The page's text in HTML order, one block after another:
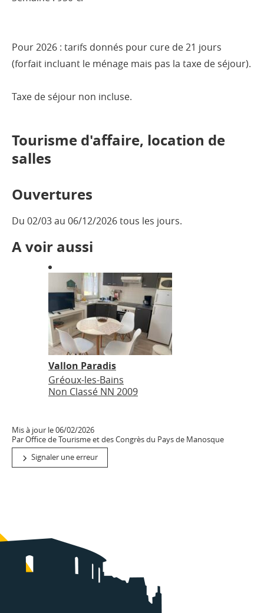
Pour 2026 : tarifs donnés pour cure de 21 jours
(forfait incluant le ménage mais pas la taxe de séjour).
Taxe de séjour non incluse.
Tourisme d'affaire, location de
salles
Ouvertures
Du 02/03 au 06/12/2026 tous les jours.
A voir aussi
Vallon Paradis
Gréoux-les-Bains
Non Classé NN 2009
Mis à jour le 06/02/2026
Par Office de Tourisme et des Congrès du Pays de Manosque
Signaler une erreur